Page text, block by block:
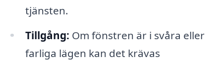
tjänsten.
Tillgång: Om fönstren är i svåra eller
farliga lägen kan det krävas